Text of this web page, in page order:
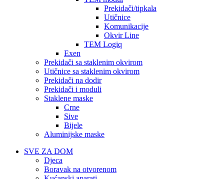
Prekidači/tipkala
Utičnice
Komunikacije
Okvir Line
TEM Logiq
Exen
Prekidači sa staklenim okvirom
Utičnice sa staklenim okvirom
Prekidači na dodir
Prekidači i moduli
Staklene maske
Crne
Sive
Bijele
Aluminijske maske
SVE ZA DOM
Djeca
Boravak na otvorenom